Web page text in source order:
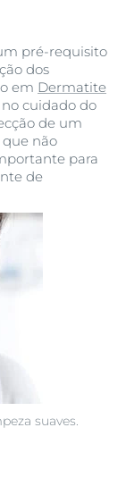
suaves.
pré-requisito
dos
em Dermatite
cuidado do
de um
não
para
de